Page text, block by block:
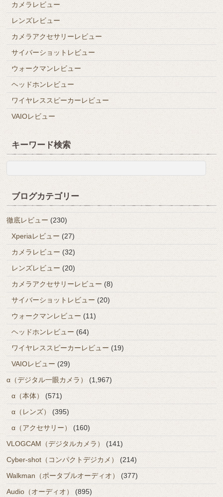
カメラレビュー
レンズレビュー
カメラアクセサリーレビュー
サイバーショットレビュー
ウォークマンレビュー
ヘッドホンレビュー
ワイヤレススピーカーレビュー
VAIOレビュー
キーワード検索
ブログカテゴリー
徹底レビュー (230)
Xperiaレビュー (27)
カメラレビュー (32)
レンズレビュー (20)
カメラアクセサリーレビュー (8)
サイバーショットレビュー (20)
ウォークマンレビュー (11)
ヘッドホンレビュー (64)
ワイヤレススピーカーレビュー (19)
VAIOレビュー (29)
α（デジタル一眼カメラ）
(1,967)
α（本体）
(571)
α（レンズ）
(395)
α（アクセサリー）
(160)
VLOGCAM（デジタルカメラ）
(141)
Cyber-shot（コンパクトデジカメ）
(214)
Walkman（ポータブルオーディオ）
(377)
Audio（オーディオ）
(895)